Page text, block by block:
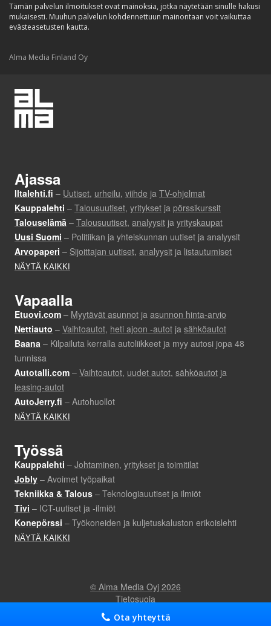
Ota yhteyttä
Tämän palvelun ilmoitukset ovat mainoksia, jotka näytetään sinulle hakusi
mukaisesti. Muuhun palvelun kohdennettuun mainontaan voit vaikuttaa
evästeasetusten kautta.
Alma Media Finland Oy